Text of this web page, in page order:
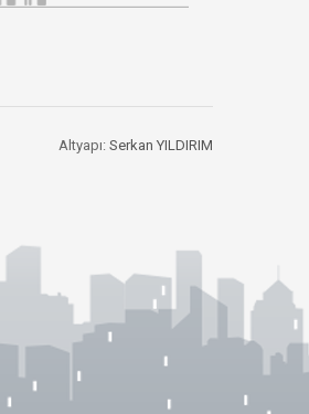
Altyapı: Serkan YILDIRIM